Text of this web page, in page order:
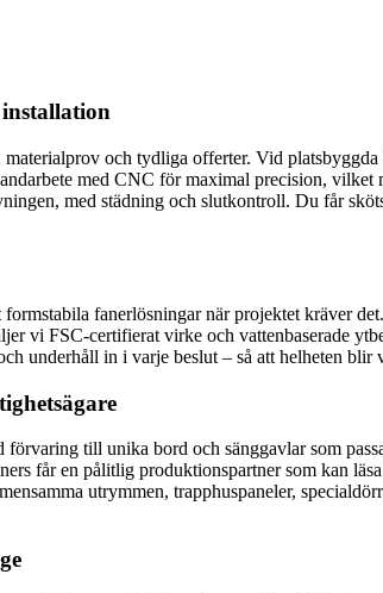
och tydliga offerter. Vid
med CNC för maximal precision,
med städning och slutkontroll. Du får
fanerlösningar när projektet kräver
vi FSC-certifierat virke och vattenbaserade
underhåll in i varje beslut – så att helheten blir
till unika bord och sänggavlar som
får en pålitlig produktionspartner som kan
utrymmen, trapphuspaneler,